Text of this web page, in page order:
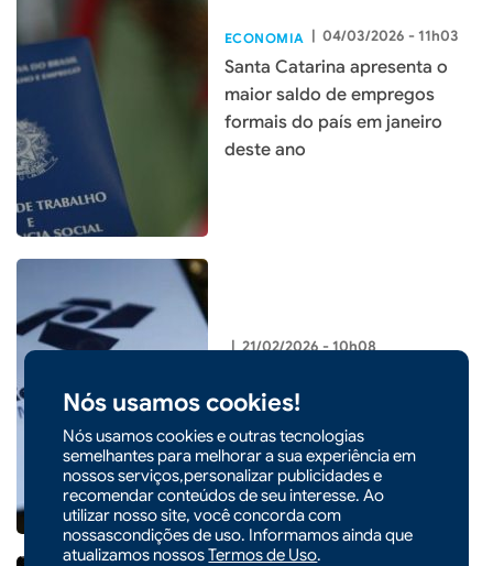
Nós usamos cookies!
Nós usamos cookies e outras tecnologias
semelhantes para melhorar a sua experiência em
nossos serviços,personalizar publicidades e
recomendar conteúdos de seu interesse. Ao
utilizar nosso site, você concorda com
nossascondições de uso. Informamos ainda que
atualizamos nossosTermos de Uso.
ECONOMIA | 04/03/2026 - 11h03
Santa Catarina apresenta o
maior saldo de empregos
formais do país em janeiro
deste ano
| 21/02/2026 - 10h08
a lote da malha fina do
Imposto de Renda